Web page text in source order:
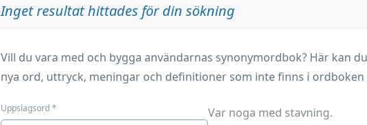
Inget resultat hittades för din sökning
Vill du vara med och bygga användarnas synonymordbok? Här kan
nya ord, uttryck, meningar och definitioner som inte finns i ordboken
Uppslagsord* Var noga med stavning.